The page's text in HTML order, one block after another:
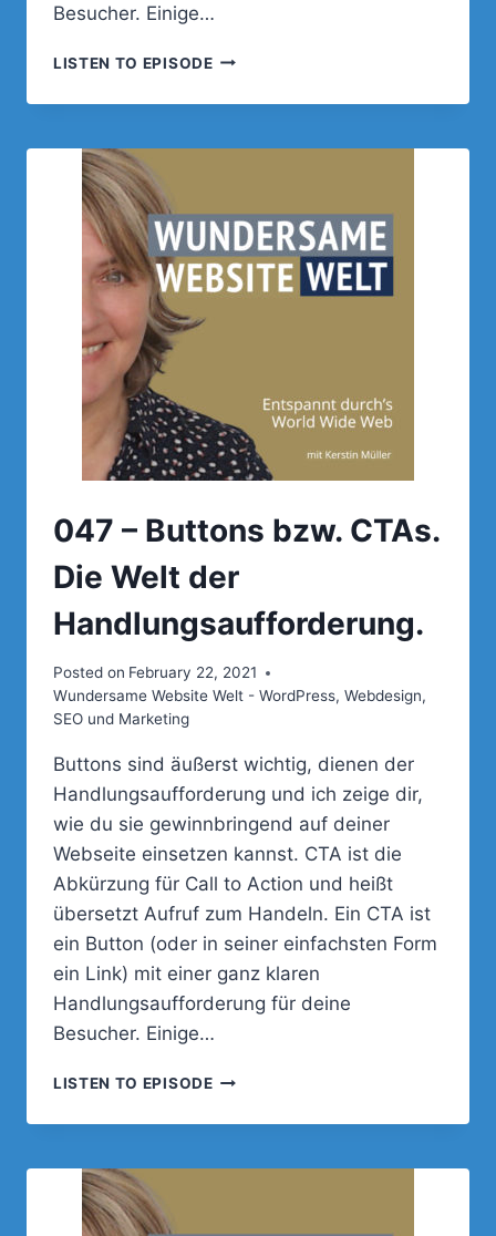
Besucher. Einige…
LISTEN TO EPISODEBUTTONS
CTAS.
WELT
047 – Buttons bzw. CTAs.
Die Welt der
Handlungsaufforderung.
Posted on February 22, 2021
Wundersame Website Welt - WordPress, Webdesign,
SEO und Marketing
Buttons sind äußerst wichtig, dienen der
Handlungsaufforderung und ich zeige dir,
wie du sie gewinnbringend auf deiner
Webseite einsetzen kannst. CTA ist die
Abkürzung für Call to Action und heißt
übersetzt Aufruf zum Handeln. Ein CTA ist
ein Button (oder in seiner einfachsten Form
ein Link) mit einer ganz klaren
Handlungsaufforderung für deine
Besucher. Einige…
LISTEN TO EPISODE047
BUTTONS
CTAS.